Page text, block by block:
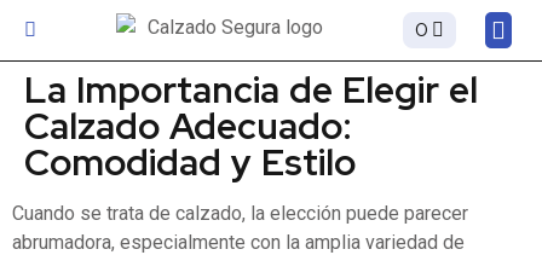
0
La Importancia de Elegir el
Calzado Adecuado:
Comodidad y Estilo
Cuando se trata de calzado, la elección puede parecer
abrumadora, especialmente con la amplia variedad de